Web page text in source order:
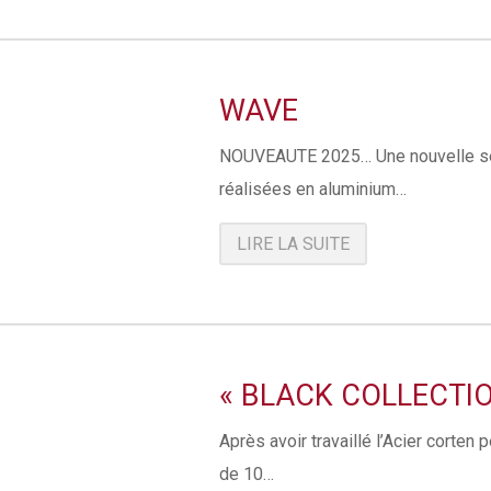
WAVE
NOUVEAUTE 2025… Une nouvelle
réalisées en aluminium…
LIRE LA SUITE
« BLACK
Après avoir travaillé l’Acier corten
de 10…